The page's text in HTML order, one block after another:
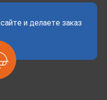
и делаете заказ